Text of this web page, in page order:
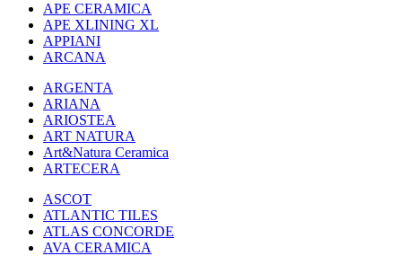
APE CERAMICA
APE XLINING XL
APPIANI
ARCANA
ARGENTA
ARIANA
ARIOSTEA
ART NATURA
Art&Natura Ceramica
ARTECERA
ASCOT
ATLANTIC TILES
ATLAS CONCORDE
AVA CERAMICA